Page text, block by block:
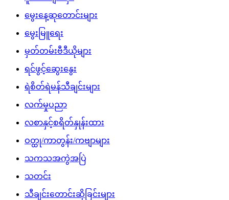
မွေးနေ့ဆုတောင်းများ
မွေးမြူရေး
မှတ်တမ်းဗီဒီယိုများ
ရင်ဖွင့်ဆွေးနွေး
ရဲစိတ်ရဲမန်သီချင်းများ
လက်မှုပညာ
လစာနှင့်စရိတ်နှုန်းထား
ဝတ္ထု/ကာတွန်း/ကဗျာများ
သကသအကွဲအပြဲ
သတင်း
သီချင်းတောင်းဆိုခြင်းများ